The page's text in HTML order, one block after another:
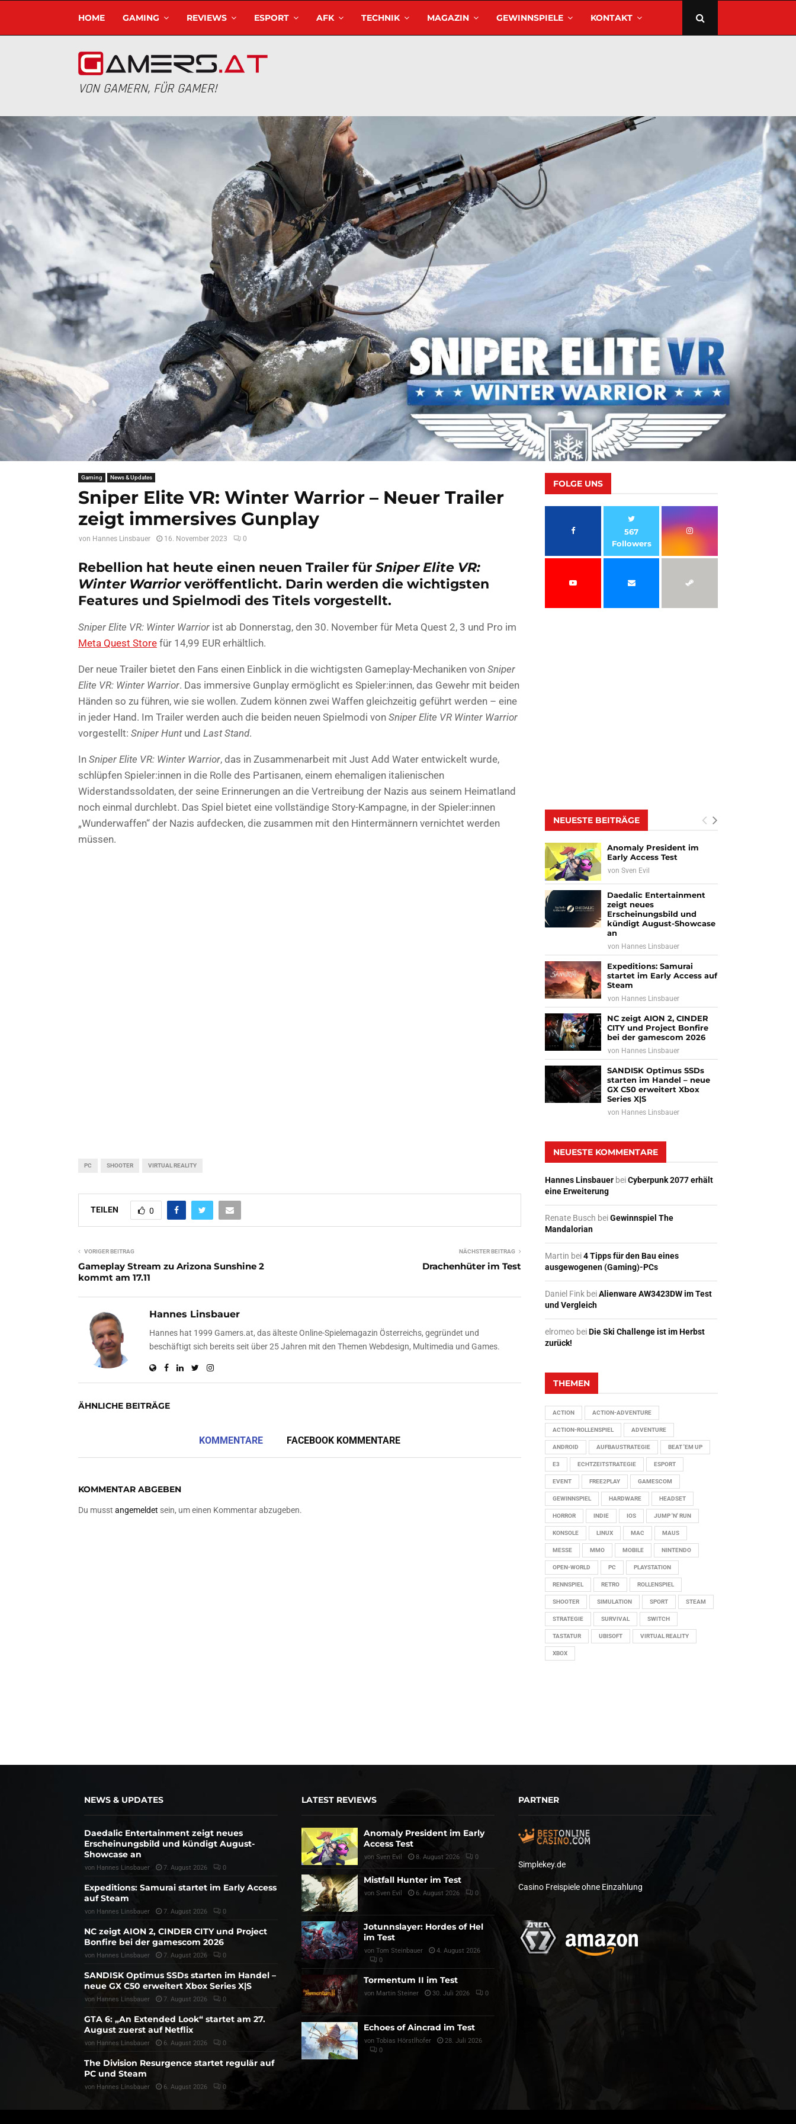
HOME GAMING REVIEWS ESPORT AFK TECHNIK MAGAZIN GEWINNSPIELE KONTAKT
VON GAMERN, FÜR GAMER!
Gaming News & Updates
Sniper Elite VR: Winter Warrior – Neuer Trailer
zeigt immersives Gunplay
von Hannes Linsbauer 16. November 2023 0
Rebellion hat heute einen neuen Trailer für Sniper Elite VR:
Winter Warriorveröffentlicht. Darin werden die wichtigsten
Features und Spielmodi des Titels vorgestellt.
Sniper Elite VR: Winter Warrior ist ab Donnerstag, den 30. November für Meta Quest 2, 3 und Pro im
Meta Quest Store für 14,99 EUR erhältlich.
Der neue Trailer bietet den Fans einen Einblick in die wichtigsten Gameplay-Mechaniken von Sniper
Elite VR: Winter Warrior. Das immersive Gunplay ermöglicht es Spieler:innen, das Gewehr mit beiden
Händen so zu führen, wie sie wollen. Zudem können zwei Waffen gleichzeitig geführt werden – eine
in jeder Hand. Im Trailer werden auch die beiden neuen Spielmodi von Sniper Elite VR Winter Warrior
vorgestellt: Sniper Huntund Last Stand.
In Sniper Elite VR: Winter Warrior, das in Zusammenarbeit mit Just Add Water entwickelt wurde,
schlüpfen Spieler:innen in die Rolle des Partisanen, einem ehemaligen italienischen
Widerstandssoldaten, der seine Erinnerungen an die Vertreibung der Nazis aus seinem Heimatland
noch einmal durchlebt. Das Spiel bietet eine vollständige Story-Kampagne, in der Spieler:innen
„Wunderwaffen“ der Nazis aufdecken, die zusammen mit den Hintermännern vernichtet werden
müssen.
PC SHOOTER VIRTUAL REALITY
TEILEN 0
VORIGER BEITRAG
Gameplay Stream zu Arizona Sunshine 2
kommt am 17.11
NÄCHSTER BEITRAG
Drachenhüter im Test
Hannes Linsbauer
Hannes hat 1999 Gamers.at, das älteste Online-Spielemagazin Österreichs, gegründet und
beschäftigt sich bereits seit über 25 Jahren mit den Themen Webdesign, Multimedia und Games.
ÄHNLICHE BEITRÄGE
KOMMENTARE FACEBOOK KOMMENTARE
KOMMENTAR ABGEBEN
Du musst angemeldet sein, um einen Kommentar abzugeben.
FOLGE UNS
567
Followers
NEUESTE BEITRÄGE
Anomaly President im
Early Access Test
vonSven Evil
Daedalic Entertainment
zeigt neues
Erscheinungsbild und
kündigt August-Showcase
an
von Hannes Linsbauer
Expeditions: Samurai
startet im Early Access auf
Steam
von Hannes Linsbauer
NC zeigt AION 2, CINDER
CITY und Project Bonfire
bei der gamescom 2026
von Hannes Linsbauer
SANDISK Optimus SSDs
starten im Handel – neue
GX C50 erweitert Xbox
Series X|S
von Hannes Linsbauer
NEUESTE KOMMENTARE
Hannes Linsbauer beiCyberpunk 2077 erhält
eine Erweiterung
Renate Busch beiGewinnspiel The
Mandalorian
Martin bei4 Tipps für den Bau eines
ausgewogenen (Gaming)-PCs
Daniel Fink beiAlienware AW3423DW im Test
und Vergleich
elromeo beiDie Ski Challenge ist im Herbst
zurück!
THEMEN
ACTION ACTION-ADVENTURE
ACTION-ROLLENSPIEL ADVENTURE
ANDROID AUFBAUSTRATEGIE BEAT 'EM UP
E3 ECHTZEITSTRATEGIE ESPORT
EVENT FREE2PLAY GAMESCOM
GEWINNSPIEL HARDWARE HEADSET
HORROR INDIE IOS JUMP 'N' RUN
KONSOLE LINUX MAC MAUS
MESSE MMO MOBILE NINTENDO
OPEN-WORLD PC PLAYSTATION
RENNSPIEL RETRO ROLLENSPIEL
SHOOTER SIMULATION SPORT STEAM
STRATEGIE SURVIVAL SWITCH
TASTATUR UBISOFT VIRTUAL REALITY
XBOX
NEWS & UPDATES
Daedalic Entertainment zeigt neues
Erscheinungsbild und kündigt August-
Showcase an
von Hannes Linsbauer 7. August 2026 0
Expeditions: Samurai startet im Early Access
auf Steam
von Hannes Linsbauer 7. August 2026 0
NC zeigt AION 2, CINDER CITY und Project
Bonfire bei der gamescom 2026
von Hannes Linsbauer 7. August 2026 0
SANDISK Optimus SSDs starten im Handel –
neue GX C50 erweitert Xbox Series X|S
von Hannes Linsbauer 7. August 2026 0
GTA 6: „An Extended Look“ startet am 27.
August zuerst auf Netflix
von Hannes Linsbauer 6. August 2026 0
The Division Resurgence startet regulär auf
PC und Steam
von Hannes Linsbauer 6. August 2026 0
LATEST REVIEWS
Anomaly President im Early
Access Test
von Sven Evil 8. August 2026 0
Mistfall Hunter im Test
von Sven Evil 6. August 2026 0
Jotunnslayer: Hordes of Hel
im Test
von Tom Steinbauer
4. August 2026
0
Tormentum II im Test
von Martin Steiner 30. Juli 2026 0
Echoes of Aincrad im Test
von Tobias Hörstlhofer
28. Juli 2026
0
PARTNER
Simplekey.de
Casino Freispiele ohne Einzahlung